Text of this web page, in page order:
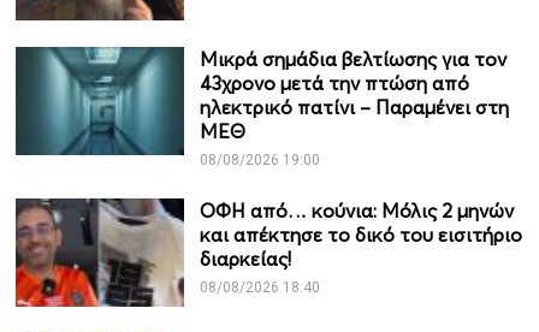
Μικρά σημάδια βελτίωσης για τον
43χρονο μετά την πτώση από
ηλεκτρικό πατίνι – Παραμένει στη
ΜΕΘ
08/08/2026 19:00
ΟΦΗ από… κούνια: Μόλις 2 μηνών
και απέκτησε το δικό του εισιτήριο
διαρκείας!
08/08/2026 18:40